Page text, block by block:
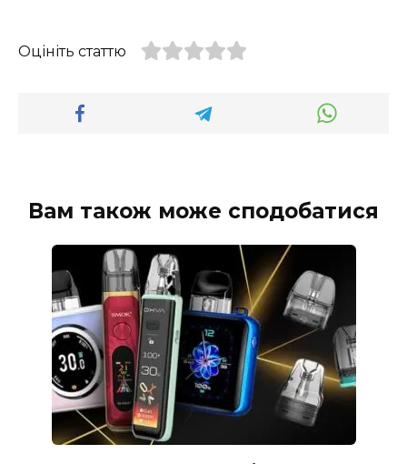
Оцініть статтю
Вам також може сподобатися